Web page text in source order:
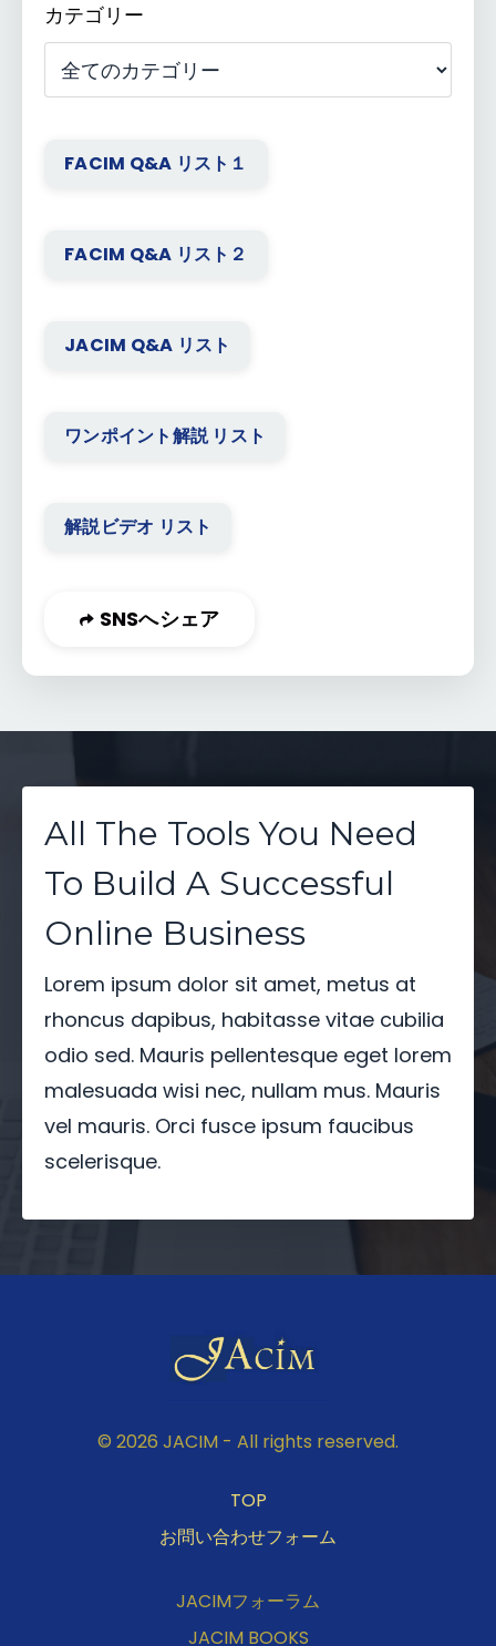
カテゴリー
FACIM Q&A リスト１
FACIM Q&A リスト２
JACIM Q&A リスト
ワンポイント解説 リスト
解説ビデオ リスト
SNSへシェア
All The Tools You Need
To Build A Successful
Online Business
Lorem ipsum dolor sit amet, metus at
rhoncus dapibus, habitasse vitae cubilia
odio sed. Mauris pellentesque eget lorem
malesuada wisi nec, nullam mus. Mauris
vel mauris. Orci fusce ipsum faucibus
scelerisque.
© 2026 JACIM - All rights reserved.
TOP
お問い合わせフォーム
JACIMフォーラム
JACIM BOOKS